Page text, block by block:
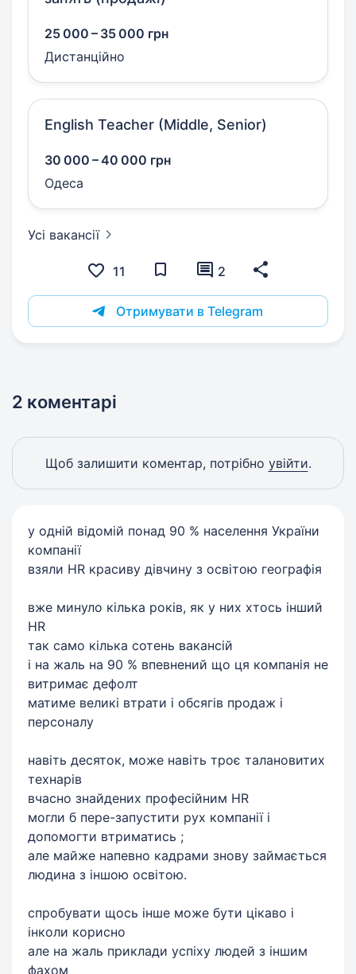
25 000 – 35 000 грн
Дистанційно
English Teacher (Middle, Senior)
30 000 – 40 000 грн
Одеса
Усі вакансії
11 2
Отримувати в Telegram
2 коментарі
Щоб залишити коментар, потрібно увійти.
у одній відомій понад 90 % населення України
компанії
взяли HR красиву дівчину з освітою географія
вже минуло кілька років, як у них хтось інший
HR
так само кілька сотень вакансій
і на жаль на 90 % впевнений що ця компанія не
витримає дефолт
матиме великі втрати і обсягів продаж і
персоналу
навіть десяток, може навіть троє талановитих
технарів
вчасно знайдених професійним HR
могли б пере-запустити рух компанії і
допомогти втриматись ;
але майже напевно кадрами знову займається
людина з іншою освітою.
спробувати щось інше може бути цікаво і
інколи корисно
але на жаль приклади успіху людей з іншим
фахом